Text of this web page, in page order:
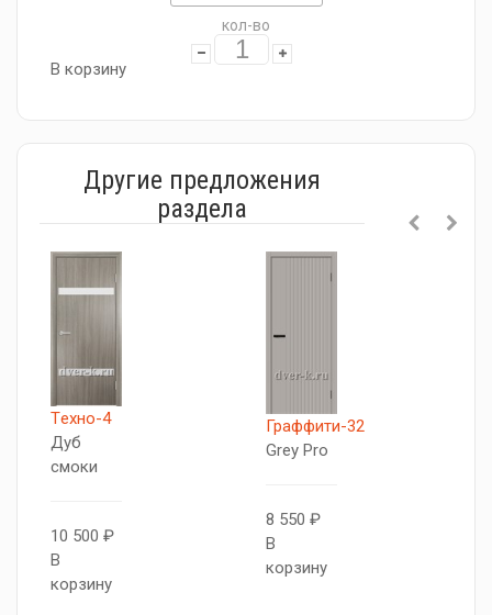
кол-во
В корзину
Другие предложения
раздела
Tехно-4
Дуб
смоки
10 500 ₽
В
корзину
Граффити-32
Grey Pro
8 550 ₽
В
корзину